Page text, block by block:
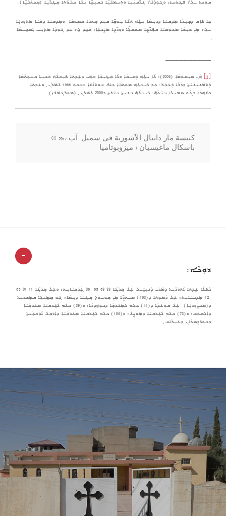
ܩܘܼܒܬܐ ܝܠܵܗ̇ ܦܛܘܿܚܬܐ: ܘܓܘܼܕܵܢܵܗ̇ ܓܲܖ̈ܒܝܵܝܹܐ ܘܬܲܝܡܢܵܝܹ̈ܐ ܢܩܝܼܒܹ̈ܐ ܝܢܵܐ ܒܟܵܘܵܬܐ ܩܸܛܖ̈ܵܝܹܐ (ܩܸܫܬܵܢܵܝܹ̈ܐ) ݂
ܟܹܐ ܦܵܐܹܫ ܕܒ݂ܝܼܪܵܐ ܡܲܕܒܚܵܐ ܕܪܝܼܡܵܐ ܝܠܹܗ ܬܠܵܬܐ ܚܲܘܩܹ̈ܐ ܒܚܲܕ ܣܸܬܪܵܐ ܣܡܘܿܩܵܐ ݂ ܘܡܲܕܒܚܵܐ ܪܹܫܵܝܵܐ ܡܬܘܼܪܨܵܐ
ܝܠܹܗ ܡܼܢ ܫܝܼܫܵܐ ܡܟܘܼܣܝܵܐ ܒܦܲܖ̈ܟ̰ܹܐ ܡܣܲܩܠܹ̈ܐ ܘܘܲܖ̈ܕܹܐ ܡܨܲܢܥܹ̈ܐ: ܣܵܢܹܕ ܠܹܗ ܚܲܕ ܓܘܼܕܵܐ ܡܬ݂ܝܼܚ ܐܸܣܟܹܝܡܵܐ
ܗܵܢ ܣܝܼܩܘܿܡܵܐ (2006): ܠܵܐ ܝܠܹܗ ܕܲܩܝܼܩܵܐ ܘܠܵܐ ܩܲܛܝܼܢܵܐ ܒܗܿܝ ܕܥܹܕܬܐ ܦܝܼܫܠܵܗ̇ ܒܢܝܼܬܐ ܒܚܘܼܬܵܡܵܐ
ܕܲܬܡܵܢܝܼܢܵܝܵܬܐ ܕܕܵܪܵܐ ܕܲܥܒܲܪ: ܟܲܕ ܦܝܼܫܠܹܗ ܡܘܼܬܒ݂ܵܐ ܟܹܐܦ ܫܘܼܬܐܵܣܵܐ ܒܲܫܢܲܬ݂ 1988 ܠܡܵܪܲܢ ݂ ܘܥܹܕܬܐ
ܕܣܵܗܕܹ̈ܐ ܕܓܲܘ ܣܹܡܹܝܠܹܐ ܒܝܵܬܵܗ̇: ܦܝܼܫܠܵܗ̇ ܒܢܝܼܬܐ ܒܫܲܢ݇ܬܐ ܕ2000 ܠܡܵܪܲܢ ݂ (ܡܬܲܪܓܡܵܢܵܐ)
كنيسة مار دانيال الآشورية في سميل. آب 2017 ©
باسكال ماغيسيان / ميزوبوتاميا
-
ܕܘܼܟܵܐ:
ܢܵܦܠܵܐ ܥܹܕܬܐ ܐܵܬܘܿܪܵܝܬܐ ܕܡܵܪܝ ܕܵܢܝܼܐܹܝܠ ܥܲܠ ܣܸܪܛܵܐ 33 83 85 ݂ 36 ܓܲܪܒܝܵܐܝܼܬ: ܘܥܲܠ ܣܸܪܛܵܐ 11 01 85
݂ 42 ܡܲܕܢܚܵܐܝܼܬ: ܥܲܠ ܪܵܡܘܼܬܐ ܕ(463) ܡܝܼܬܖܹ̈ܐ ܡܼܢ ܫܲܘܝܘܼܬ݂ ܫܸܛܚܵܐ ܕܝܲܡܵܐ: ܓܲܘ ܣܹܡܹܝܠܹܐ ܒܡܲܫܪܝܼܬܐ
ܕ(ܡܲܢܨܘܼܪܝܼܵܐ) ݂ ܥܲܠ ܒܘܼܥܕܵܐ ܕ(14) ܟܠܡ ܠܡܲܥܪܒ݂ܵܐ ܕܢܘܼܗܲܕܪܵܐ: ܘ(39) ܟܠܡ ܠܓܲܪܒܝܵܐ ܡܲܥܪܒ݂ܵܝܵܐ
ܕܐܲܠܩܘܿܫ: ܘ(73) ܟܠܡ ܠܓܲܪܒܝܵܐ ܕܡܲܘܨܸܠ: ܘ(156) ܟܠܡ ܠܓܲܪܒܝܵܐ ܡܲܥܪܒ݂ܵܝܵܐ ܕܐܲܪܒܸܠ ܐܵܪܸܫܟ݂ܵܝܬܐ
ܕܟܘܼܪܕܸܣܬܵܐܢ ܕܥܝܼܪܵܐܩ ݂